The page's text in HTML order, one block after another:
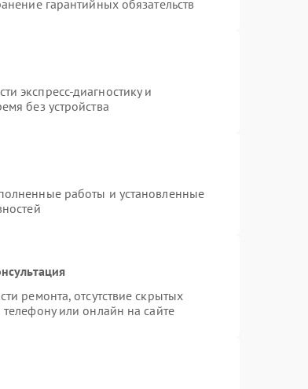
гарантийных обязательств
экспресс-диагностику и
без устройства
работы и установленные
ремонта, отсутствие скрытых
или онлайн на сайте